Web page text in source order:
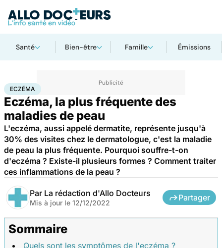
Santé Bien-être Famille Émissions
AccueilSanté
ECZÉMA
Eczéma, la plus fréquente des
maladies de peau
L'eczéma, aussi appelé dermatite, représente jusqu'à
30% des visites chez le dermatologue, c'est la maladie
de peau la plus fréquente. Pourquoi souffre-t-on
d'eczéma ? Existe-il plusieurs formes ? Comment traiter
ces inflammations de la peau ?
Par La rédaction d'Allo Docteurs
Mis à jour le 12/12/2022
Partager
Sommaire
Quels sont les symptômes de l'eczéma ?